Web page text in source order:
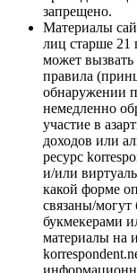
запрещено.
Материалы
лиц старше 21
может
правила
обнаружении
немедленно
участие в
доходов или
ресурс
и/или
какой форме
связаны/
букмекерами
материалы на